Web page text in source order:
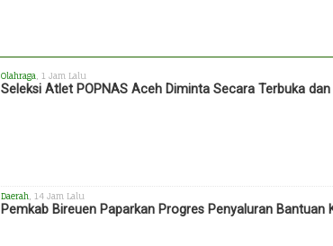
Olahraga , 1 Jam Lalu
Seleksi Atlet POPNAS Aceh Diminta Secara Terbuka dan
Daerah , 14 Jam Lalu
Pemkab Bireuen Paparkan Progres Penyaluran